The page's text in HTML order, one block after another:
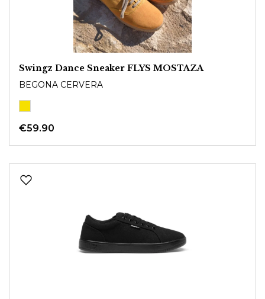
Swingz Dance Sneaker FLYS MOSTAZA
BEGONA CERVERA
€59.90